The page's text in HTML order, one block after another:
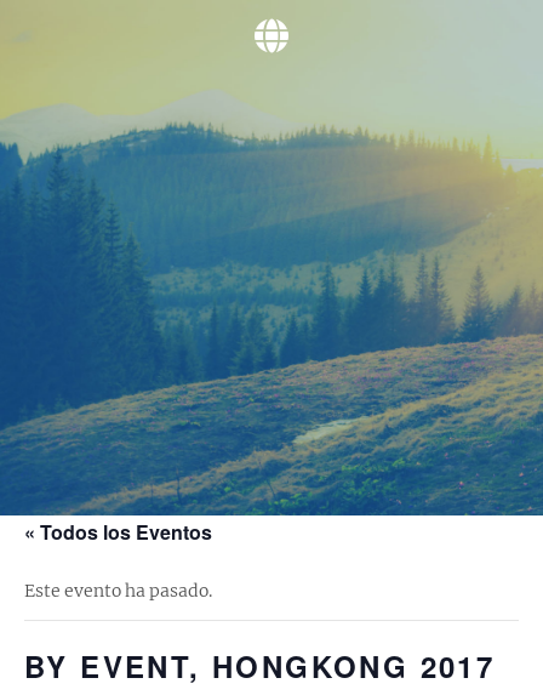
« Todos los Eventos
Este evento ha pasado.
BY EVENT, HONGKONG 2017